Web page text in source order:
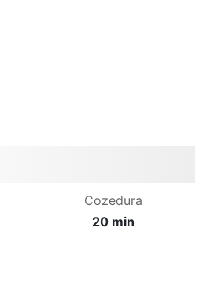
Cozedura
20 min